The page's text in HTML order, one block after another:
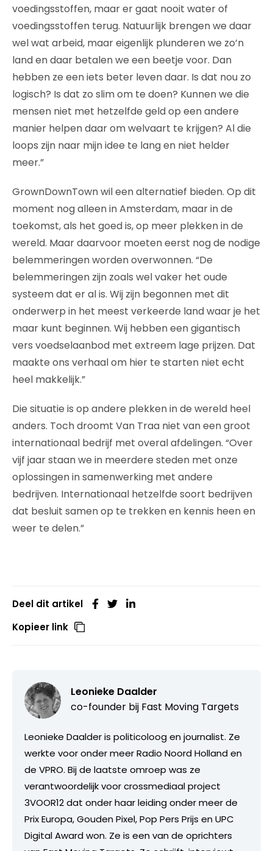
voedingsstoffen, maar er gaat nooit water of
voedingsstoffen terug. Natuurlijk brengen we daar
wel wat arbeid, maar eigenlijk plunderen we zo’n
land en daar betalen we een beetje voor. Dan
hebben ze een iets beter leven daar. Is dat nou zo
logisch? Is dat zo slim om te doen? Kunnen we die
mensen niet met hetzelfde geld op een andere
manier helpen daar om welvaart te krijgen? Al die
loops zijn naar mijn idee te lang en niet helder
meer.”
GrownDownTown wil een alternatief bieden. Op dit
moment nog alleen in Amsterdam, maar in de
toekomst, als het goed is, op meer plekken in de
wereld. Maar daarvoor moeten eerst nog de nodige
belemmeringen worden overwonnen. “De
belemmeringen zijn zoals wel vaker het oude
systeem dat er al is. Wij zijn begonnen met dit
onderwerp in het meest verkeerde land waar je het
maar kunt beginnen. Wij hebben een gigantisch
vers voedselaanbod met extreem lage prijzen. Dat
maakte ons verhaal om hier te starten niet echt
heel makkelijk.”
Die situatie is op andere plekken in de wereld heel
anders. Toch droomt Van Traa niet van een groot
internationaal bedrijf met overal afdelingen. “Over
vijf jaar staan we in meerdere steden met onze
oplossingen in samenwerking met andere
bedrijven. Internationaal hetzelfde soort bedrijven
dat besluit samen op te trekken en kennis heen en
weer te delen.”
Deel dit artikel
Kopieer link
Leonieke Daalder
co-founder bij Fast Moving Targets
Leonieke Daalder is politicoloog en journalist. Ze
werkte voor onder meer Radio Noord Holland en
de VPRO. Bij de laatste omroep was ze
verantwoordelijk voor crossmediaal project
3VOOR12 dat onder haar leiding onder meer de
Prix Europa, Gouden Pixel, Pop Pers Prijs en UPC
Digital Award won. Ze is een van de oprichters